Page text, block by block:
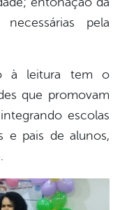
pela
à leitura tem o
que promovam
escolas
e pais de alunos,